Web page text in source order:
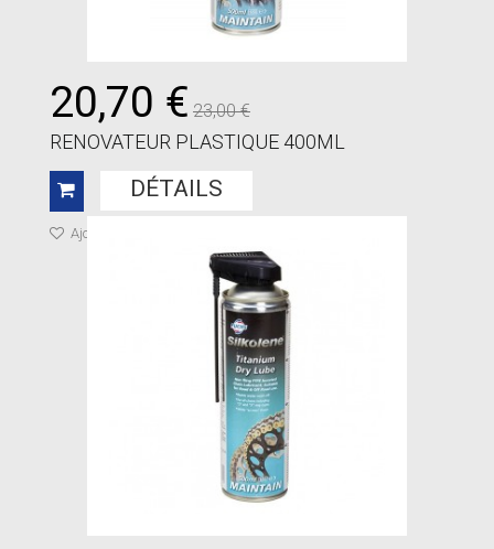
20,70 € 23,00 €
RENOVATEUR PLASTIQUE 400ML
DÉTAILS
Ajouter à ma liste de cadeaux